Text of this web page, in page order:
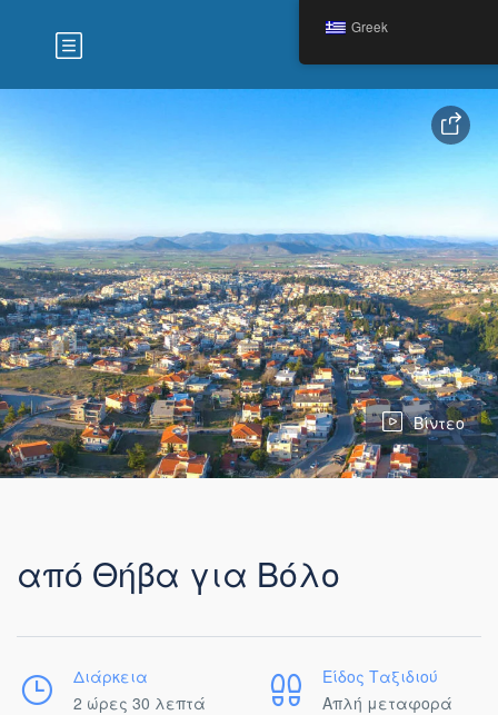
Βίντεο
από Θήβα για Βόλο
Διάρκεια
2 ώρες 30 λεπτά
Είδος Ταξιδιού
Απλή μεταφορά
Greek